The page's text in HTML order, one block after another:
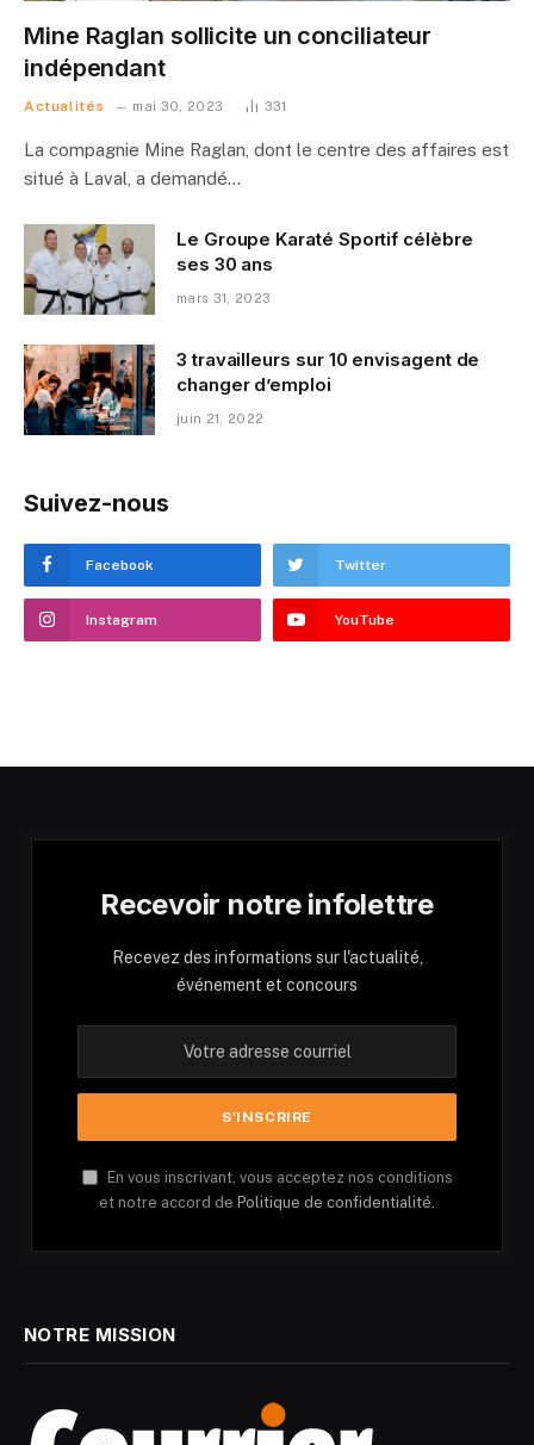
Mine Raglan sollicite un conciliateur
indépendant
Actualités mai 30, 2023 331
La compagnie Mine Raglan, dont le centre des affaires est
situé à Laval, a demandé…
Le Groupe Karaté Sportif célèbre
ses 30 ans
mars 31, 2023
3 travailleurs sur 10 envisagent de
changer d’emploi
juin 21, 2022
Suivez-nous
Facebook Twitter
Instagram YouTube
Recevoir notre infolettre
Recevez des informations sur l'actualité,
événement et concours
En vous inscrivant, vous acceptez nos conditions
et notre accord de Politique de confidentialité.
NOTRE MISSION